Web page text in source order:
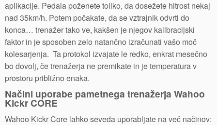
aplikacije. Pedala poženete toliko, da dosežete hitrost nekaj
nad 35km/h. Potem počakate, da se vztrajnik odvrti do
konca… trenažer tako ve, kakšen je njegov kalibracijski
faktor in je sposoben zelo natančno izračunati vašo moč
kolesarjenja. Ta protokol izvajate le redko, enkrat mesečno
bo dovolj, če trenažerja ne premikate in je temperatura v
prostoru približno enaka.
Načini uporabe pametnega trenažerja Wahoo
Kickr CORE
Wahoo Kickr Core lahko seveda uporabljate na več načinov: